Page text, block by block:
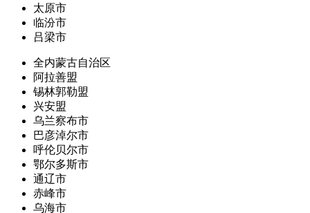
太原市
临汾市
吕梁市
全内蒙古自治区
阿拉善盟
锡林郭勒盟
兴安盟
乌兰察布市
巴彦淖尔市
呼伦贝尔市
鄂尔多斯市
通辽市
赤峰市
乌海市